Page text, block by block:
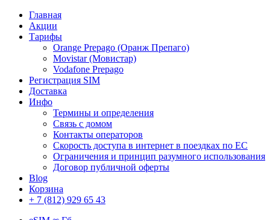
Главная
Акции
Тарифы
Orange Prepago (Оранж Препаго)
Movistar (Мовистар)
Vodafone Prepago
Регистрация SIM
Доставка
Инфо
Термины и определения
Связь с домом
Контакты операторов
Скорость доступа в интернет в поездках по ЕС
Ограничения и принцип разумного использования
Договор публичной оферты
Blog
Корзина
+ 7 (812) 929 65 43